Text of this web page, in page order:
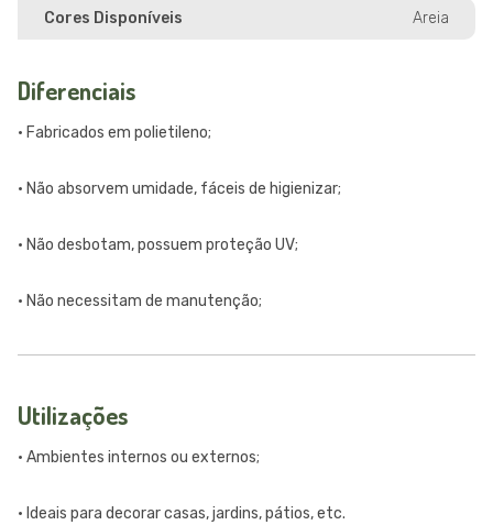
Cores Disponíveis Areia
Diferenciais
• Fabricados em polietileno;
• Não absorvem umidade, fáceis de higienizar;
• Não desbotam, possuem proteção UV;
• Não necessitam de manutenção;
Utilizações
• Ambientes internos ou externos;
• Ideais para decorar casas, jardins, pátios, etc.